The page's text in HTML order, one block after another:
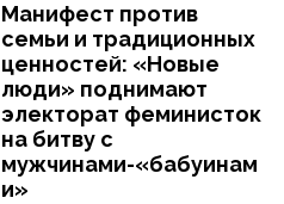
Манифест против
семьи и традиционных
ценностей: «Новые
люди» поднимают
электорат феминисток
на битву с
мужчинами-«бабуинам
и»